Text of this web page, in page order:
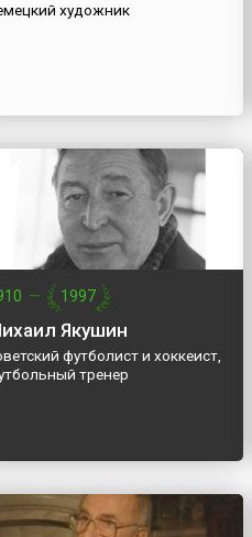
художник
— 1997
Якушин
футболист и хоккеист,
тренер